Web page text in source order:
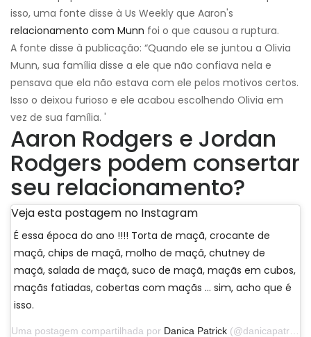
isso, uma fonte disse à Us Weekly que Aaron's
relacionamento com Munn foi o que causou a ruptura.
A fonte disse à publicação: “Quando ele se juntou a Olivia
Munn, sua família disse a ele que não confiava nela e
pensava que ela não estava com ele pelos motivos certos.
Isso o deixou furioso e ele acabou escolhendo Olivia em
vez de sua família. '
Aaron Rodgers e Jordan
Rodgers podem consertar
seu relacionamento?
Veja esta postagem no Instagram
É essa época do ano !!!! Torta de maçã, crocante de
maçã, chips de maçã, molho de maçã, chutney de
maçã, salada de maçã, suco de maçã, maçãs em cubos,
maçãs fatiadas, cobertas com maçãs ... sim, acho que é
isso.
Uma postagem compartilhada por Danica Patrick (@danicapatrick) em 29 de setembro de 2019 às 14h31 PDT